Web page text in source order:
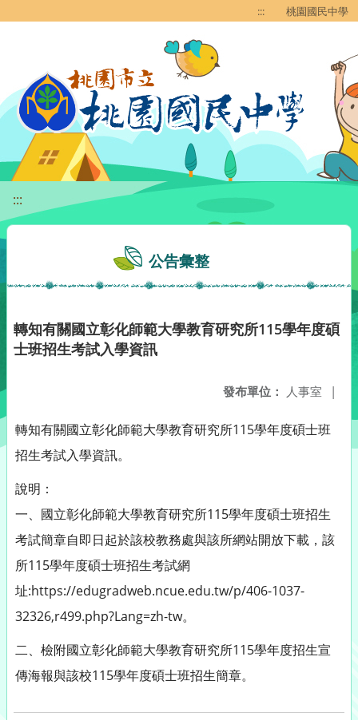
::: 桃園國民中學
:::
公告彙整
轉知有關國立彰化師範大學教育研究所115學年度碩
士班招生考試入學資訊
發布單位： 人事室 |
轉知有關國立彰化師範大學教育研究所115學年度碩士班
招生考試入學資訊。
說明：
一、國立彰化師範大學教育研究所115學年度碩士班招生
考試簡章自即日起於該校教務處與該所網站開放下載，該
所115學年度碩士班招生考試網
址:https://edugradweb.ncue.edu.tw/p/406-1037-
32326,r499.php?Lang=zh-tw。
二、檢附國立彰化師範大學教育研究所115學年度招生宣
傳海報與該校115學年度碩士班招生簡章。